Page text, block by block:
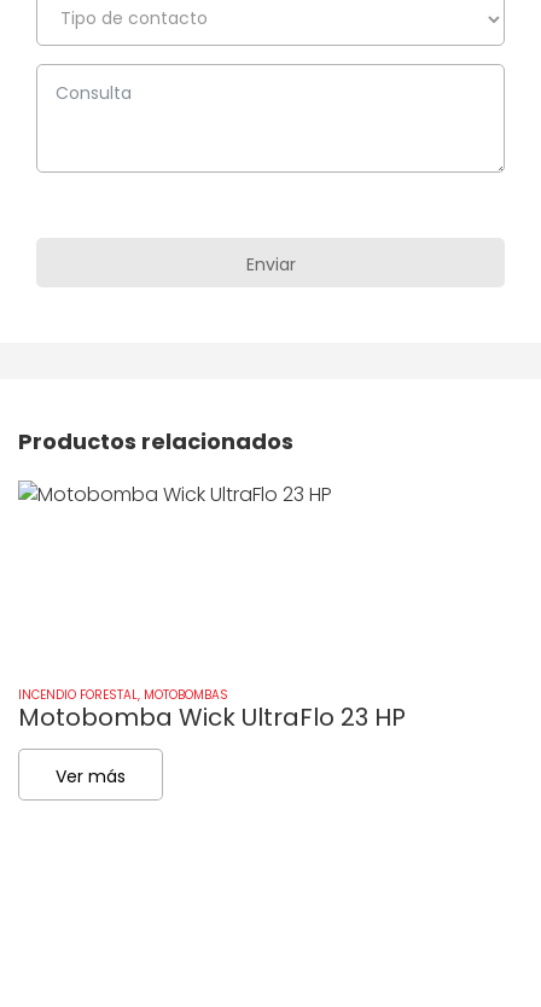
Productos relacionados
INCENDIO FORESTAL, MOTOBOMBAS
Motobomba Wick UltraFlo 23 HP
Ver más